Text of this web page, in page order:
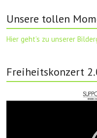
Unsere tollen
Hier geht’s zu unserer
Freiheitskonzert
Player